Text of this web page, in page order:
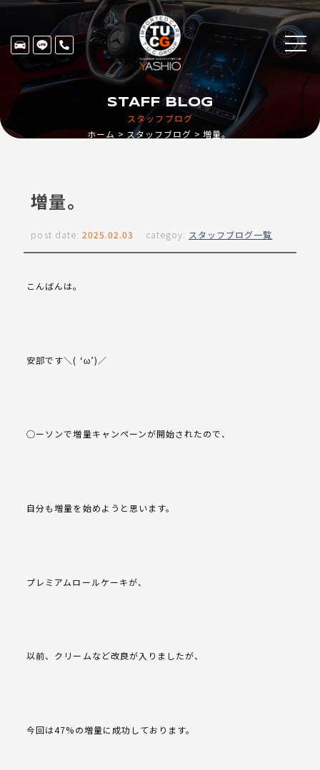
スタッフブログ
STAFF BLOG
ホーム スタッフブログ 増量。
増量。
post date: 2025.02.03 categoy: スタッフブログ一覧
こんばんは。
安部です＼( ‘ω’)／
◯ーソンで増量キャンペーンが開始されたので、
自分も増量を始めようと思います。
プレミアムロールケーキが、
以前、クリームなど改良が入りましたが、
今回は47%の増量に成功しております。